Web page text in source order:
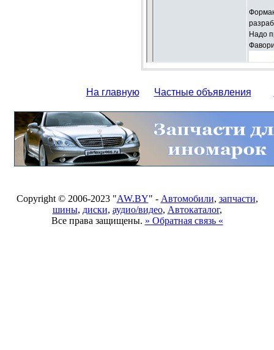
На главную Частные объявления
Copyright © 2006-2023 "AW.BY" - Автомобили, запчасти,
шины, диски, аудио/видео, Автокаталог,
Все права защищены. » Обратная связь «